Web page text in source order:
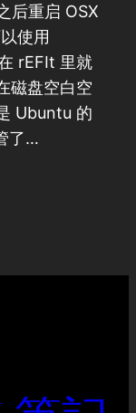
后重启 OSX
使用
rEFIt 里就
磁盘空白空
Ubuntu 的
了…